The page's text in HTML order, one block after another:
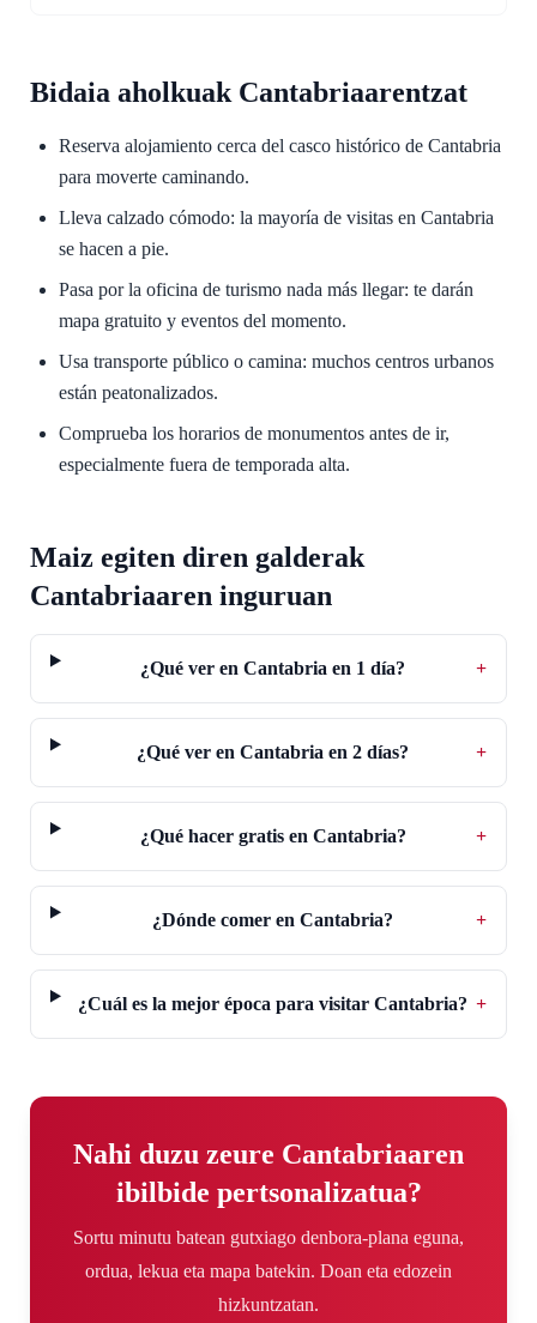
Bidaia aholkuak Cantabriaarentzat
Reserva alojamiento cerca del casco histórico de Cantabria
para moverte caminando.
Lleva calzado cómodo: la mayoría de visitas en Cantabria
se hacen a pie.
Pasa por la oficina de turismo nada más llegar: te darán
mapa gratuito y eventos del momento.
Usa transporte público o camina: muchos centros urbanos
están peatonalizados.
Comprueba los horarios de monumentos antes de ir,
especialmente fuera de temporada alta.
Maiz egiten diren galderak
Cantabriaaren inguruan
¿Qué ver en Cantabria en 1 día? +
¿Qué ver en Cantabria en 2 días? +
¿Qué hacer gratis en Cantabria? +
¿Dónde comer en Cantabria? +
¿Cuál es la mejor época para visitar Cantabria? +
Nahi duzu zeure Cantabriaaren
ibilbide pertsonalizatua?
Sortu minutu batean gutxiago denbora-plana eguna,
ordua, lekua eta mapa batekin. Doan eta edozein
hizkuntzatan.